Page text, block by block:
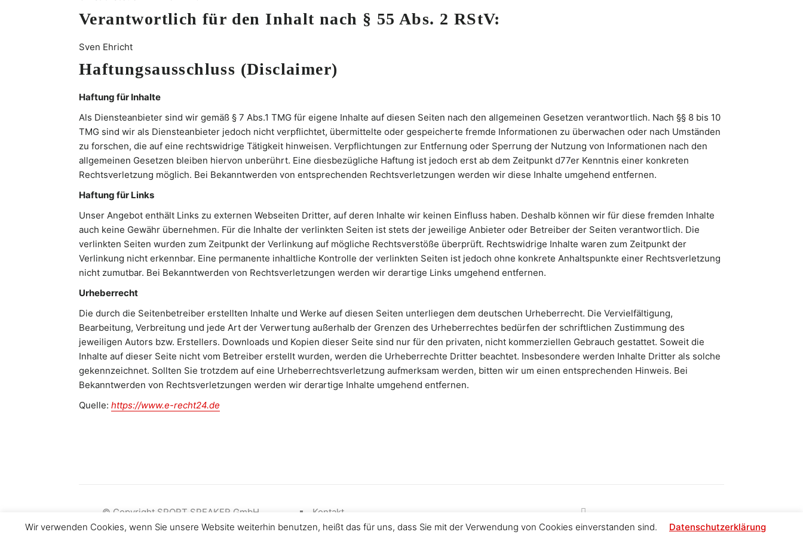
Verantwortlich für den Inhalt nach § 55 Abs. 2 RStV:
Sven Ehricht
Haftungsausschluss (Disclaimer)
Haftung für Inhalte
Als Diensteanbieter sind wir gemäß § 7 Abs.1 TMG für eigene Inhalte auf diesen Seiten nach den allgemeinen Gesetzen verantwortlich. Nach §§ 8 bis 10
TMG sind wir als Diensteanbieter jedoch nicht verpflichtet, übermittelte oder gespeicherte fremde Informationen zu überwachen oder nach Umständen
zu forschen, die auf eine rechtswidrige Tätigkeit hinweisen. Verpflichtungen zur Entfernung oder Sperrung der Nutzung von Informationen nach den
allgemeinen Gesetzen bleiben hiervon unberührt. Eine diesbezügliche Haftung ist jedoch erst ab dem Zeitpunkt d77er Kenntnis einer konkreten
Rechtsverletzung möglich. Bei Bekanntwerden von entsprechenden Rechtsverletzungen werden wir diese Inhalte umgehend entfernen.
Haftung für Links
Unser Angebot enthält Links zu externen Webseiten Dritter, auf deren Inhalte wir keinen Einfluss haben. Deshalb können wir für diese fremden Inhalte
auch keine Gewähr übernehmen. Für die Inhalte der verlinkten Seiten ist stets der jeweilige Anbieter oder Betreiber der Seiten verantwortlich. Die
verlinkten Seiten wurden zum Zeitpunkt der Verlinkung auf mögliche Rechtsverstöße überprüft. Rechtswidrige Inhalte waren zum Zeitpunkt der
Verlinkung nicht erkennbar. Eine permanente inhaltliche Kontrolle der verlinkten Seiten ist jedoch ohne konkrete Anhaltspunkte einer Rechtsverletzung
nicht zumutbar. Bei Bekanntwerden von Rechtsverletzungen werden wir derartige Links umgehend entfernen.
Urheberrecht
Die durch die Seitenbetreiber erstellten Inhalte und Werke auf diesen Seiten unterliegen dem deutschen Urheberrecht. Die Vervielfältigung,
Bearbeitung, Verbreitung und jede Art der Verwertung außerhalb der Grenzen des Urheberrechtes bedürfen der schriftlichen Zustimmung des
jeweiligen Autors bzw. Erstellers. Downloads und Kopien dieser Seite sind nur für den privaten, nicht kommerziellen Gebrauch gestattet. Soweit die
Inhalte auf dieser Seite nicht vom Betreiber erstellt wurden, werden die Urheberrechte Dritter beachtet. Insbesondere werden Inhalte Dritter als solche
gekennzeichnet. Sollten Sie trotzdem auf eine Urheberrechtsverletzung aufmerksam werden, bitten wir um einen entsprechenden Hinweis. Bei
Bekanntwerden von Rechtsverletzungen werden wir derartige Inhalte umgehend entfernen.
Quelle: https://www.e-recht24.de
© Copyright SPORT SPEAKER GmbH
Kontakt
Impressum
Wir verwenden Cookies, wenn Sie unsere Website weiterhin benutzen, heißt das für uns, dass Sie mit der Verwendung von Cookies einverstanden sind. Datenschutzerklärung